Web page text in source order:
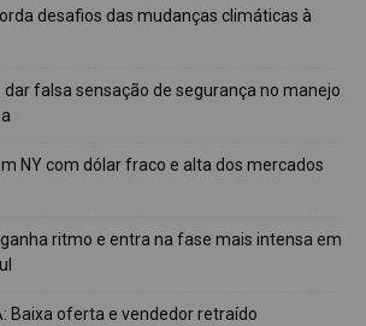
desafios das mudanças climáticas à
falsa sensação de segurança no manejo
NY com dólar fraco e alta dos mercados
ritmo e entra na fase mais intensa em
Baixa oferta e vendedor retraído